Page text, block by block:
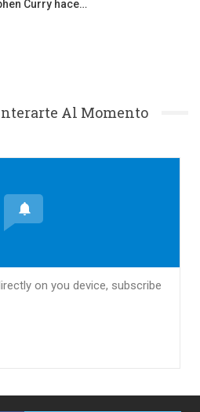
Curry hace…
Al Momento
on you device, subscribe